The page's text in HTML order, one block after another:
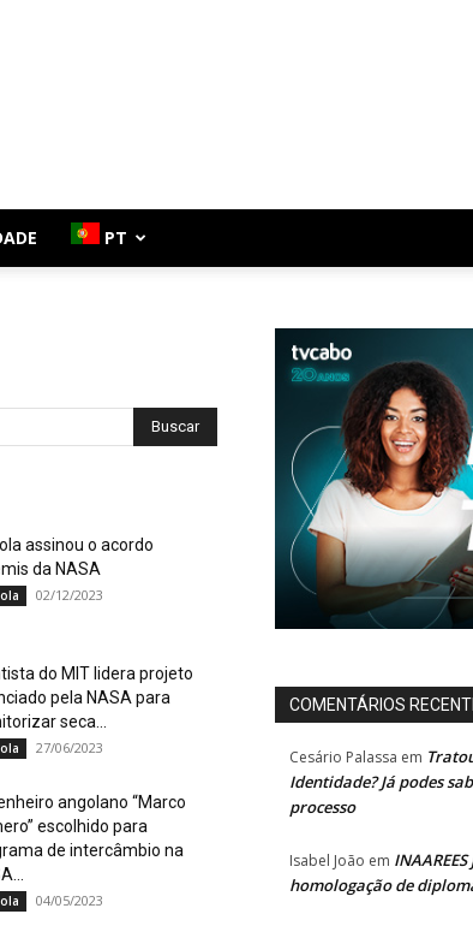
PT
assinou o acordo
da NASA
02/12/2023
do MIT lidera projeto
pela NASA para
seca...
27/06/2023
angolano “Marco
escolhido para
de intercâmbio na
04/05/2023
COMENTÁRIOS
Cesário Palassa em
Identidade? Já podes
processo
Isabel João em
homologação de